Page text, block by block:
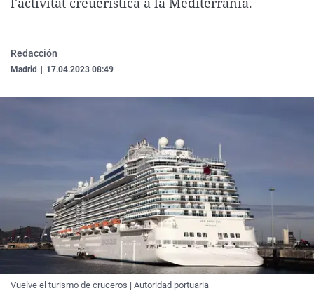
La rosa de los vientos
Gente viajera
Caso
Retornados
Operación Viuda
Extremadura
Galicia
Navarra
Virales
Televisión
Redacción
Madrid 17.04.2023 08:49
Vuelve el turismo de cruceros | Autoridad portuaria